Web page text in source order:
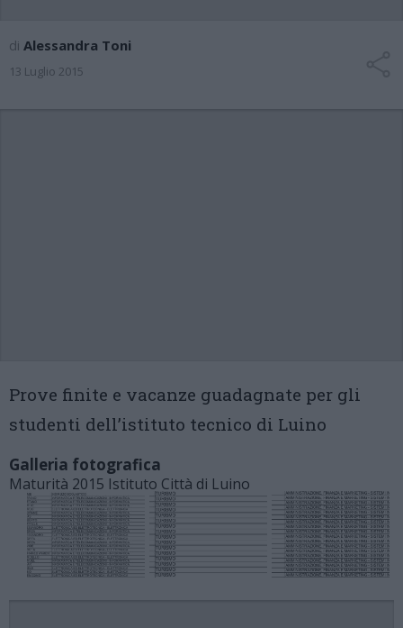
di Alessandra Toni
13 Luglio 2015
Prove finite e vacanze guadagnate per gli
studenti dell’istituto tecnico di Luino
Galleria fotografica
Maturità 2015 Istituto Città di Luino